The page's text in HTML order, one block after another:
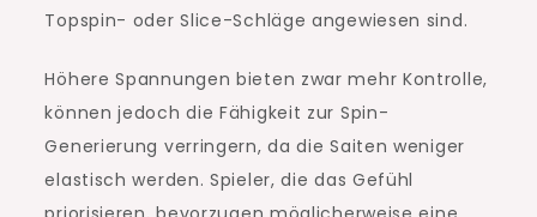
Topspin- oder Slice-Schläge angewiesen sind.
Höhere Spannungen bieten zwar mehr Kontrolle,
können jedoch die Fähigkeit zur Spin-
Generierung verringern, da die Saiten weniger
elastisch werden. Spieler, die das Gefühl